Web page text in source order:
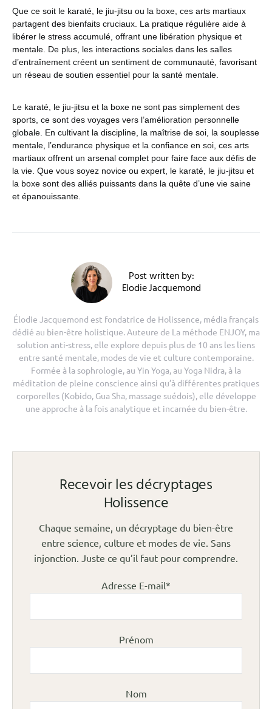
Que ce soit le karaté, le jiu-jitsu ou la boxe, ces arts martiaux
partagent des bienfaits cruciaux. La pratique régulière aide à
libérer le stress accumulé, offrant une libération physique et
mentale. De plus, les interactions sociales dans les salles
d’entraînement créent un sentiment de communauté, favorisant
un réseau de soutien essentiel pour la santé mentale.
Le karaté, le jiu-jitsu et la boxe ne sont pas simplement des
sports, ce sont des voyages vers l’amélioration personnelle
globale. En cultivant la discipline, la maîtrise de soi, la souplesse
mentale, l’endurance physique et la confiance en soi, ces arts
martiaux offrent un arsenal complet pour faire face aux défis de
la vie. Que vous soyez novice ou expert, le karaté, le jiu-jitsu et
la boxe sont des alliés puissants dans la quête d’une vie saine
et épanouissante.
Post written by:
Elodie Jacquemond
Élodie Jacquemond est fondatrice de Holissence, média français
dédié au bien-être holistique. Auteure de La méthode ENJOY, ma
solution anti-stress, elle explore depuis plus de 10 ans les liens
entre santé mentale, modes de vie et culture contemporaine.
Formée à la sophrologie, au Yin Yoga, au Yoga Nidra, à la
méditation de pleine conscience ainsi qu’à différentes pratiques
corporelles (Kobido, Gua Sha, massage suédois), elle développe
une approche à la fois analytique et incarnée du bien-être.
Recevoir les décryptages
Holissence
Chaque semaine, un décryptage du bien-être
entre science, culture et modes de vie. Sans
injonction. Juste ce qu’il faut pour comprendre.
Adresse E-mail*
Prénom
Nom